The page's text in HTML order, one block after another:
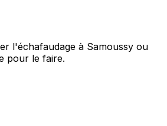
l'échafaudage à Samoussy ou
pour le faire.